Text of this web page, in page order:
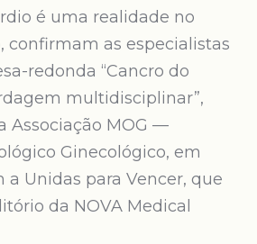
é uma realidade no
confirmam as especialistas
redonda “Cancro do
multidisciplinar”,
Associação MOG —
Ginecológico, em
a Unidas para Vencer, que
da NOVA Medical